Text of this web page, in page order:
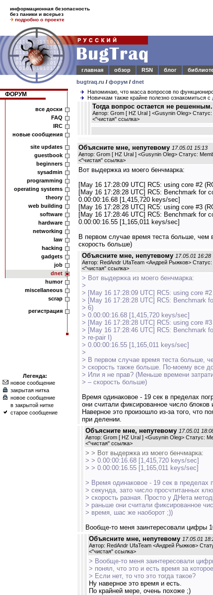
информационная безопасность
без паники и всерьез
подробно о проекте
главная
обзор RSN блог
bugtraq.ru / форум / dnet
ФОРУМ
все доски
FAQ
IRC
новые сообщения
site updates
guestbook
beginners
sysadmin
programming
operating systems
theory
web building
software
hardware
networking
law
hacking
gadgets
job
dnet
humor
miscellaneous
scrap
регистрация
Легенда:
новое сообщение
закрытая нитка
новое сообщение
в закрытой нитке
старое сообщение
Напоминаю, что масса вопросов по
Новичкам также крайне полезно ознакомиться с
Тогда вопрос остается не
Автор: Grom [ HZ Ural ] <Gusynin Oleg>
<"чистая" ссылка>
Объясните мне, непутевому 17.05.01 15:13
Автор: Grom [ HZ Ural ] <Gusynin Oleg> Статус:
<"чистая" ссылка>
Вот выдержка из моего бенчмарка:
[May 16 17:28:09 UTC] RC5: using core #2
[May 16 17:28:28 UTC] RC5: Benchmark for
0.00:00:16.68 [1,415,720 keys/sec]
[May 16 17:28:28 UTC] RC5: using core #3
[May 16 17:28:46 UTC] RC5: Benchmark for
0.00:00:16.55 [1,165,011 keys/sec]
В первом случае время теста больше, чем
скорость больше)
Объясните мне, непутевому 17.05.01 16:28
Автор: RedAndr UfaTeam <Андрей Рыжков>
<"чистая" ссылка>
> Вот выдержка из моего бенчмарка:
>
> [May 16 17:28:09 UTC] RC5: using core
> [May 16 17:28:28 UTC] RC5: Benchmark
> 6)
> 0.00:00:16.68 [1,415,720 keys/sec]
> [May 16 17:28:28 UTC] RC5: using core
> [May 16 17:28:46 UTC] RC5: Benchmark
> re-pair I)
> 0.00:00:16.55 [1,165,011 keys/sec]
>
> В первом случае время теста больше,
> скорость также больше. По-моему все
> Или я не прав? (Меньше времени
> – скорость больше)
Время одинаковое - 19 сек в пределах
они считали фиксированное число
Наверное это произошло из-за того, что
при делении.
Объясните мне, непутевому 17.05.01
Автор: Grom [ HZ Ural ] <Gusynin Oleg> Статус:
<"чистая" ссылка>
> > Вот выдержка из моего бенчмарка:
> > 0.00:00:16.68 [1,415,720 keys/sec]
> > 0.00:00:16.55 [1,165,011 keys/sec]
> Время одинаковое - 19 сек в пределах
> секунда, зато число просчтитанных
> скорость разная. Просто у ДНета
> раньше они считали фиксированное
> время, шас же наоборот ;))
Вообще-то меня заинтересовали цифры
Объясните мне, непутевому 17.05.01
Автор: RedAndr UfaTeam <Андрей Рыжков>
<"чистая" ссылка>
> Вообще-то меня заинтересовали
> понял, что это и есть время за
> Если нет, то что это тогда такое?
Ну наверное это время и есть.
По крайней мере, очень похоже ;)